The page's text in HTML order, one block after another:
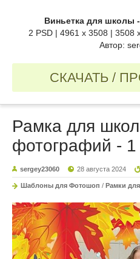
Виньетка для школы
2 PSD | 4961 x 3508 | 3508
Автор:
СКАЧАТЬ /
Рамка для
фотографий - 1
sergey23060 28 августа 2024
Шаблоны для Фотошоп / Рамки